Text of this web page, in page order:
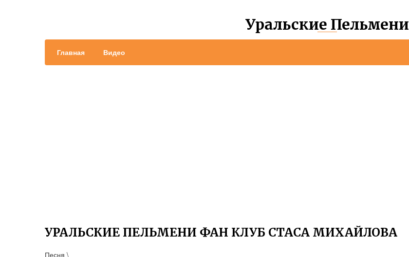
Уральские Пельмени
Главная Видео
УРАЛЬСКИЕ ПЕЛЬМЕНИ ФАН КЛУБ СТАСА МИХАЙЛОВА
Песня \